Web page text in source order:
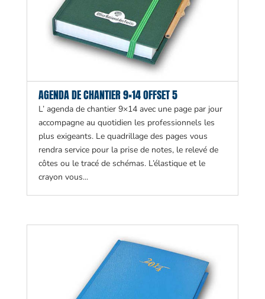
AGENDA DE CHANTIER 9×14 OFFSET 5
L’ agenda de chantier 9×14 avec une page par jour
accompagne au quotidien les professionnels les
plus exigeants. Le quadrillage des pages vous
rendra service pour la prise de notes, le relevé de
côtes ou le tracé de schémas. L’élastique et le
crayon vous...